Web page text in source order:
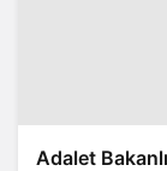
Adalet